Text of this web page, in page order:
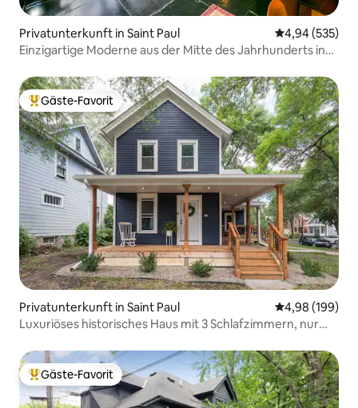
Privatunterkunft in Saint Paul
4,94 (535)
Einzigartige Moderne aus der Mitte des Jahrhunderts in
Beliebter Gäste-Favorit.
Gäste-Favorit
Privatunterkunft in Saint Paul
4,98 (199)
Luxuriöses historisches Haus mit 3 Schlafzimmern, nur
Beliebter Gäste-Favorit.
Gäste-Favorit